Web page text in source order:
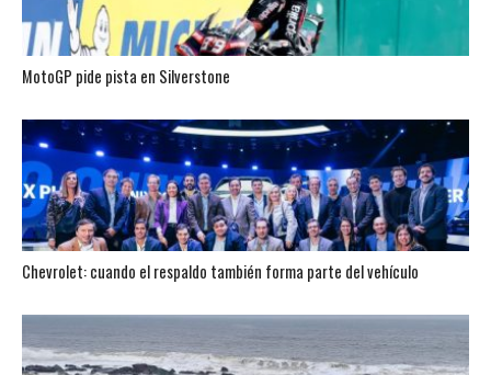
MotoGP pide pista en Silverstone
Chevrolet: cuando el respaldo también forma parte del vehículo